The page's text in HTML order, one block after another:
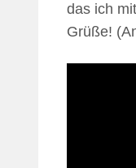
das ich
Grüße!